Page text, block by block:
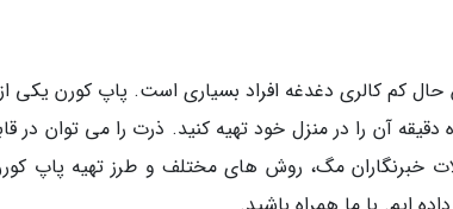
کم کالری دغدغه افراد بسیاری است. پاپ کورن یکی
آن را در منزل خود تهیه کنید. ذرت را می توان در
خبرنگاران مگ، روش های مختلف و طرز تهیه پاپ